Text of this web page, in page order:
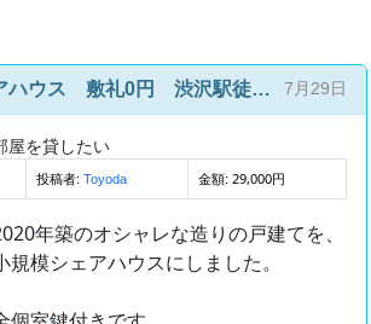
新築戸建てシェアハウス 敷礼0円 渋沢駅徒歩7分 7月29日
屋を貸したい
投稿者: Toyoda 金額: 29,000円
年築のオシャレな造りの戸建てを、
規模シェアハウスにしました。